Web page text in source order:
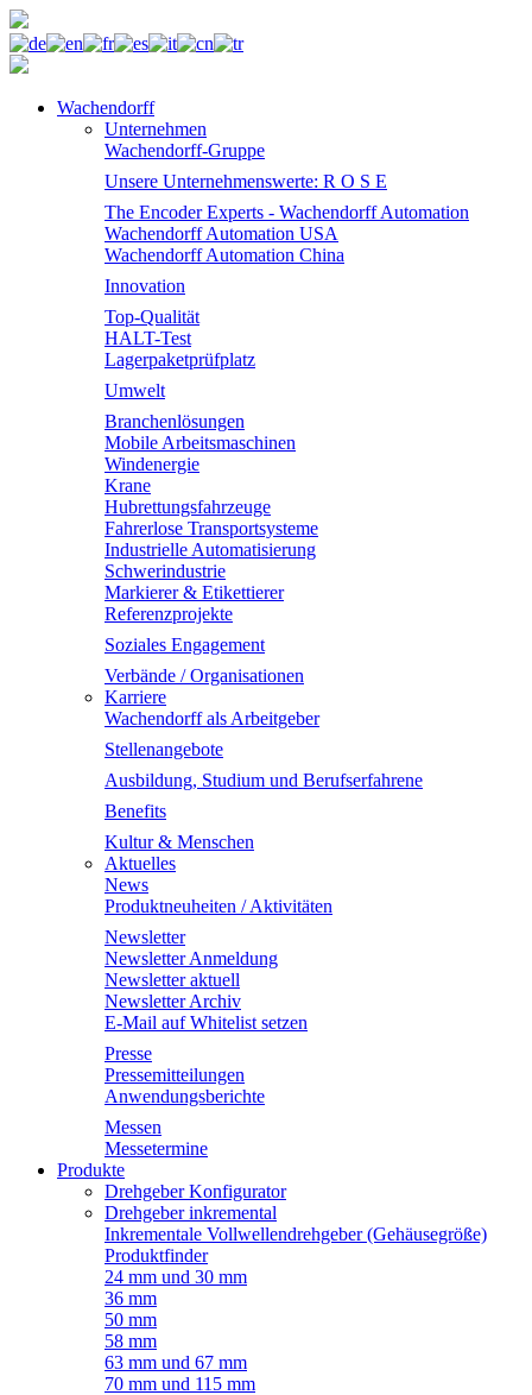
Wachendorff
Unternehmen
Wachendorff-Gruppe
Unsere Unternehmenswerte: R O S E
The Encoder Experts - Wachendorff Automation
Wachendorff Automation USA
Wachendorff Automation China
Innovation
Top-Qualität
HALT-Test
Lagerpaketprüfplatz
Umwelt
Branchenlösungen
Mobile Arbeitsmaschinen
Windenergie
Krane
Hubrettungsfahrzeuge
Fahrerlose Transportsysteme
Industrielle Automatisierung
Schwerindustrie
Markierer & Etikettierer
Referenzprojekte
Soziales Engagement
Verbände / Organisationen
Karriere
Wachendorff als Arbeitgeber
Stellenangebote
Ausbildung, Studium und Berufserfahrene
Benefits
Kultur & Menschen
Aktuelles
News
Produktneuheiten / Aktivitäten
Newsletter
Newsletter Anmeldung
Newsletter aktuell
Newsletter Archiv
E-Mail auf Whitelist setzen
Presse
Pressemitteilungen
Anwendungsberichte
Messen
Messetermine
Produkte
Drehgeber Konfigurator
Drehgeber inkremental
Inkrementale Vollwellendrehgeber (Gehäusegröße)
Produktfinder
24 mm und 30 mm
36 mm
50 mm
58 mm
63 mm und 67 mm
70 mm und 115 mm